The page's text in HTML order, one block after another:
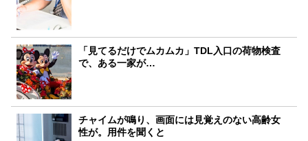
「見てるだけでムカムカ」TDL入口の荷物検査
で、ある一家が…
チャイムが鳴り、画面には見覚えのない高齢女
性が。用件を聞くと